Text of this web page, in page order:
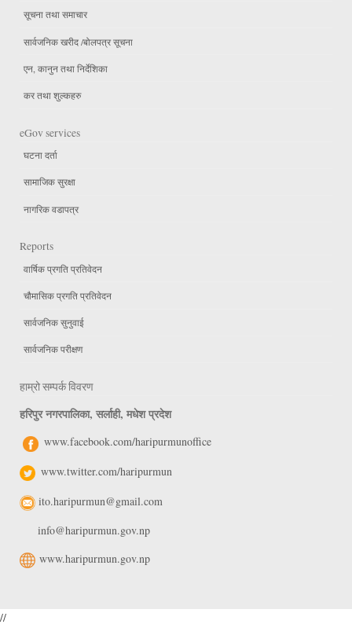
सूचना तथा समाचार
सार्वजनिक खरीद /बोलपत्र सूचना
एन, कानुन तथा निर्देशिका
कर तथा शुल्कहरु
eGov services
घटना दर्ता
सामाजिक सुरक्षा
नागरिक वडापत्र
Reports
वार्षिक प्रगति प्रतिवेदन
चौमासिक प्रगति प्रतिवेदन
सार्वजनिक सुनुवाई
सार्वजनिक परीक्षण
हाम्रो सम्पर्क विवरण
हरिपुर नगरपालिका, सर्लाही, मधेश प्रदेश
www.facebook.com/haripurmunoffice
www.twitter.com/haripurmun
ito.haripurmun@gmail.com
info@haripurmun.gov.np
www.haripurmun.gov.np
//